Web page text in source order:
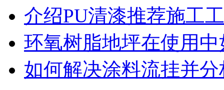
介绍PU清漆推荐施工
环氧树脂地坪在使用
如何解决涂料流挂并